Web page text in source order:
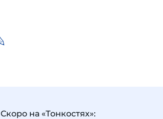
Скоро на «Тонкостях»: